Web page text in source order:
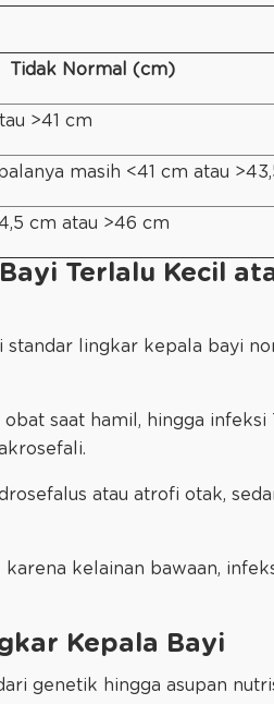
Tidak Normal (cm)
>41 cm
masih <41 cm atau
cm atau >46 cm
Terlalu Kecil
lingkar kepala bayi
saat hamil, hingga infeksi
atau atrofi otak,
kelainan bawaan,
Kepala Bayi
genetik hingga asupan